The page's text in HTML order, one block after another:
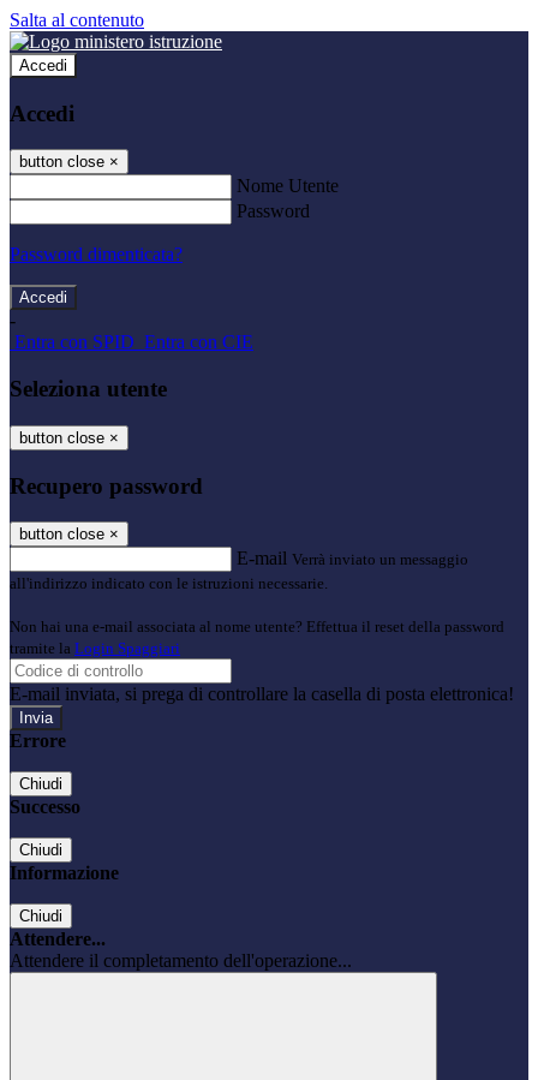
Salta al contenuto
Accedi
Accedi
button close ×
Nome Utente
Password
Password dimenticata?
-
Entra con SPID Entra con CIE
Seleziona utente
button close ×
Recupero password
button close ×
E-mail Verrà inviato un messaggio
all'indirizzo indicato con le istruzioni necessarie.
Non hai una e-mail associata al nome utente? Effettua il reset della password
tramite la Login Spaggiari
E-mail inviata, si prega di controllare la casella di posta elettronica!
Errore
Chiudi
Successo
Chiudi
Informazione
Chiudi
Attendere...
Attendere il completamento dell'operazione...